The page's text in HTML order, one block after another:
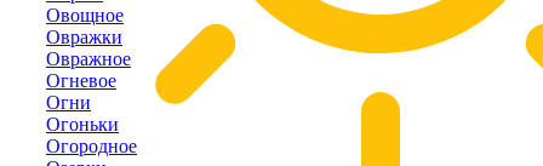
Овощное
Овражки
Овражное
Огневое
Огни
Огоньки
Огородное